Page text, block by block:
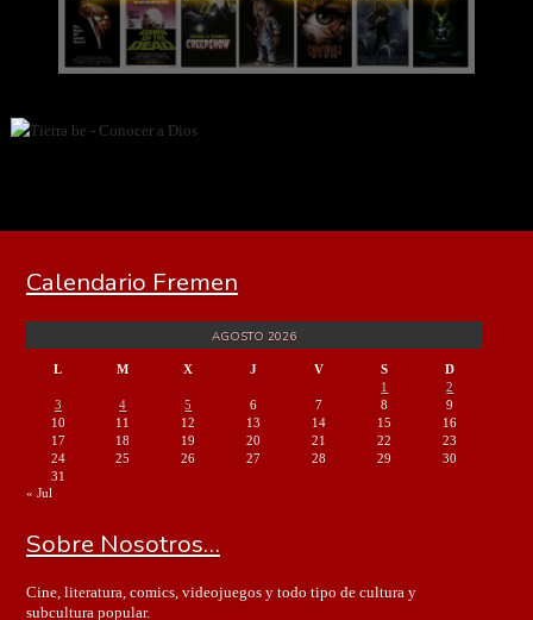
Calendario Fremen
AGOSTO 2026
L M X J V S
D
1
2
3
4 5 6 7 8
9
10
11 12 13 14 15
16
17
18 19 20 21 22
23
24
25 26 27 28 29
30
31
« Jul
Sobre Nosotros…
Cine, literatura, comics, videojuegos y todo tipo de cultura y
subcultura popular.